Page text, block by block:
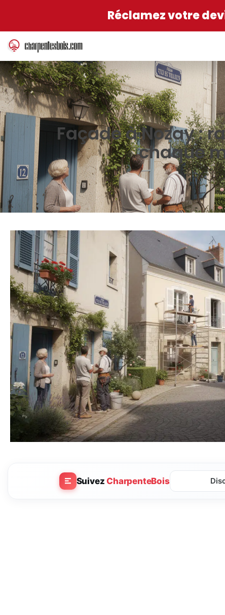
Réclamez votre
Façade à Nozay :
chaque
SuivezCharpenteBois